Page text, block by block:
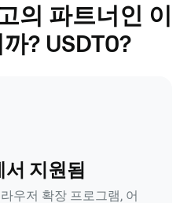
의 파트너인 이
? USDT0?
지원됨
우저 확장 프로그램, 어